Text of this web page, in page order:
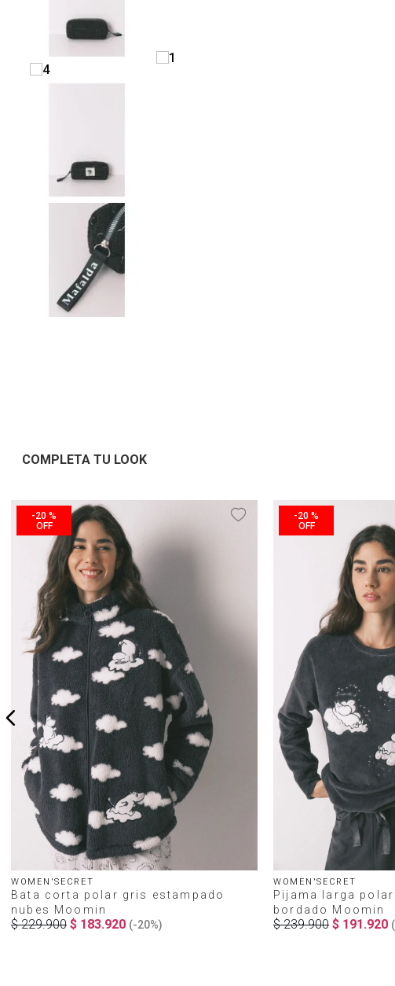
COMPLETA TU LOOK
-20 %
WOMEN'SECRET
Bata corta polar gris estampado
nubes Moomin
$ 229.900 $ 183.920 (-20%)
-20 %
WOMEN'SECRET
Pijama larga
bordado Moomin
$ 239.900 $ 191.920